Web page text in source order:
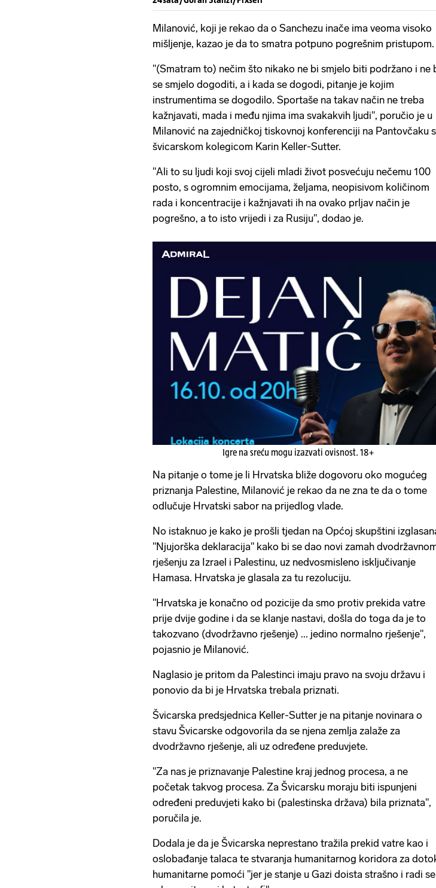
Milanović, koji je rekao da o Sanchezu inače ima veoma visoko
mišljenje, kazao je da to smatra potpuno pogrešnim pristupom.
"(Smatram to) nečim što nikako ne bi smjelo biti podržano i ne
se smjelo dogoditi, a i kada se dogodi, pitanje je kojim
instrumentima se dogodilo. Sportaše na takav način ne treba
kažnjavati, mada i među njima ima svakakvih ljudi", poručio je u
Milanović na zajedničkoj tiskovnoj konferenciji na Pantovčaku
švicarskom kolegicom Karin Keller-Sutter.
"Ali to su ljudi koji svoj cijeli mladi život posvećuju nečemu 100
posto, s ogromnim emocijama, željama, neopisivom količinom
rada i koncentracije i kažnjavati ih na ovako prljav način je
pogrešno, a to isto vrijedi i za Rusiju", dodao je.
Igre na sreću mogu izazvati ovisnost. 18+
Na pitanje o tome je li Hrvatska bliže dogovoru oko mogućeg
priznanja Palestine, Milanović je rekao da ne zna te da o tome
odlučuje Hrvatski sabor na prijedlog vlade.
No istaknuo je kako je prošli tjedan na Općoj skupštini
"Njujorška deklaracija" kako bi se dao novi zamah
rješenju za Izrael i Palestinu, uz nedvosmisleno isključivanje
Hamasa. Hrvatska je glasala za tu rezoluciju.
"Hrvatska je konačno od pozicije da smo protiv prekida vatre
prije dvije godine i da se klanje nastavi, došla do toga da je to
takozvano (dvodržavno rješenje) ... jedino normalno rješenje",
pojasnio je Milanović.
Naglasio je pritom da Palestinci imaju pravo na svoju državu i
ponovio da bi je Hrvatska trebala priznati.
Švicarska predsjednica Keller-Sutter je na pitanje novinara o
stavu Švicarske odgovorila da se njena zemlja zalaže za
dvodržavno rješenje, ali uz određene preduvjete.
"Za nas je priznavanje Palestine kraj jednog procesa, a ne
početak takvog procesa. Za Švicarsku moraju biti ispunjeni
određeni preduvjeti kako bi (palestinska država) bila priznata",
poručila je.
Dodala je da je Švicarska neprestano tražila prekid vatre kao i
oslobađanje talaca te stvaranja humanitarnog koridora za
humanitarne pomoći "jer je stanje u Gazi doista strašno i radi se